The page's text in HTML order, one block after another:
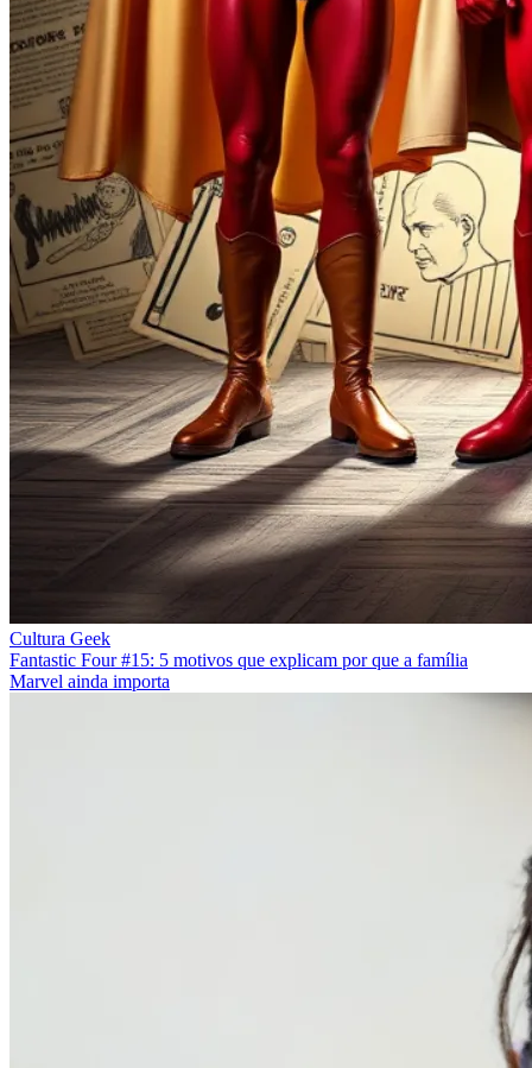
Cultura Geek
Fantastic Four #15: 5 motivos que explicam por que a família
Marvel ainda importa